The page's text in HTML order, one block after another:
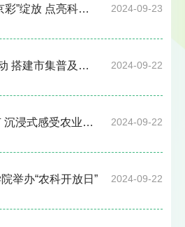
2024-09-23
绽放 点亮科普之光
2024-09-22
建市集普及农科
2024-09-22
式感受农业科技魅力
2024-09-22
举办“农科开放日”